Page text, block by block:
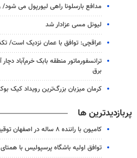
مدافع بارسلونا راهی لیورپول می
لیونل مسی عزادار شد
عراقچی: توافق با عمان نزدیک است/ تکذیب سهم ۱۱
ترانسفورماتور منطقه بابک خرم‌آباد
برق
کرمان میزبان بزرگ‌ترین رویداد کیک‌
پربازدیدترین ها
کامیون با راننده ۸ ساله در اصفهان توقیف شد
توافق اولیه باشگاه پرسپولیس با